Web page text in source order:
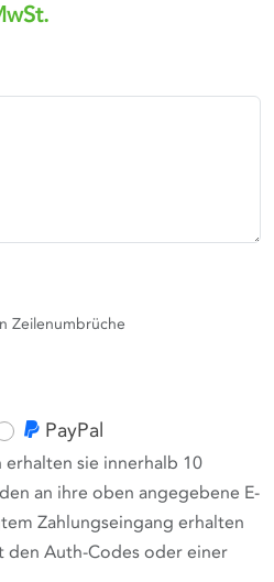
Zeilenumbrüche
PayPal
erhalten sie innerhalb 10
an ihre oben angegebene E-
Zahlungseingang erhalten
den Auth-Codes oder einer